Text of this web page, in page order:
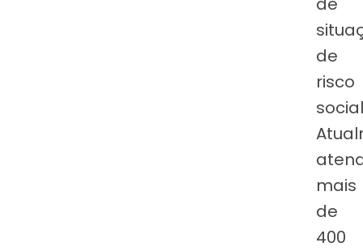
de
risco
mais
de
400